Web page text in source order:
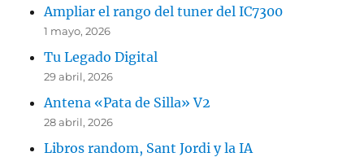
Ampliar el rango del tuner del IC7300
1 mayo, 2026
Tu Legado Digital
29 abril, 2026
Antena «Pata de Silla» V2
28 abril, 2026
Libros random, Sant Jordi y la IA